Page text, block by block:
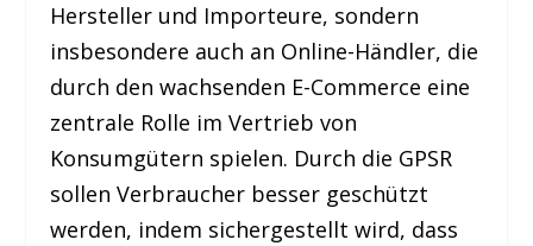
Hersteller und Importeure, sondern
insbesondere auch an Online-Händler, die
durch den wachsenden E-Commerce eine
zentrale Rolle im Vertrieb von
Konsumgütern spielen. Durch die GPSR
sollen Verbraucher besser geschützt
werden, indem sichergestellt wird, dass